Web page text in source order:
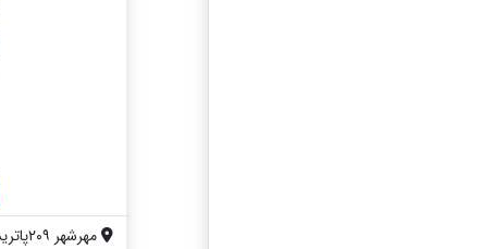
مهرشهر ۲۰۹پاتریس۲طبفه اول واحد دوم